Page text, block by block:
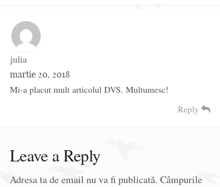
julia
martie 20, 2018
Mi-a placut mult articolul DVS. Multumesc!
Reply
Leave a Reply
Adresa ta de email nu va fi publicată. Câmpurile